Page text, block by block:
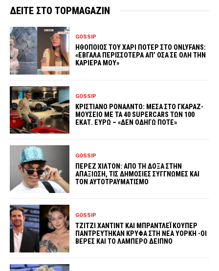
ΔΕΙΤΕ ΣΤΟ TOPMAGAZIN
GOSSIP
ΗΘΟΠΟΙΟΣ ΤΟΥ ΧΑΡΙ ΠΟΤΕΡ ΣΤΟ ONLYFANS:
«ΕΒΓΑΛΑ ΠΕΡΙΣΣΟΤΕΡΑ ΑΠ’ ΟΣΑ ΣΕ ΟΛΗ ΤΗΝ
ΚΑΡΙΕΡΑ ΜΟΥ»
GOSSIP
ΚΡΙΣΤΙΑΝΟ ΡΟΝΑΛΝΤΟ: ΜΕΣΑ ΣΤΟ ΓΚΑΡΑΖ-
ΜΟΥΣΕΙΟ ΜΕ ΤΑ 40 SUPERCARS ΤΩΝ 100
ΕΚΑΤ. ΕΥΡΩ – «ΔΕΝ ΟΔΗΓΩ ΠΟΤΕ»
GOSSIP
ΠΕΡΕΖ ΧΙΛΤΟΝ: ΑΠΟ ΤΗ ΔΟΞΑ ΣΤΗΝ
ΑΠΑΞΙΩΣΗ, ΤΙΣ ΔΗΜΟΣΙΕΣ ΣΥΓΓΝΩΜΕΣ ΚΑΙ
ΤΟΝ ΑΥΤΟΤΡΑΥΜΑΤΙΣΜΟ
GOSSIP
ΤΖΙΤΖΙ ΧΑΝΤΙΝΤ ΚΑΙ ΜΠΡΑΝΤΛΕΪ ΚΟΥΠΕΡ
ΠΑΝΤΡΕΥΤΗΚΑΝ ΚΡΥΦΑ ΣΤΗ ΝΕΑ ΥΟΡΚΗ -ΟΙ
ΒΕΡΕΣ ΚΑΙ ΤΟ ΛΑΜΠΕΡΟ ΔΕΙΠΝΟ